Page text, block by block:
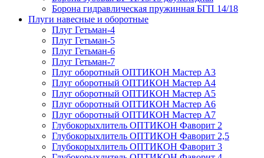
Борона гидравлическая пружинная БГП 14/18
Плуги навесные и оборотные
Плуг Гетьман-4
Плуг Гетьман-5
Плуг Гетьман-6
Плуг Гетьман-7
Плуг оборотный ОПТИКОН Мастер А3
Плуг оборотный ОПТИКОН Мастер А4
Плуг оборотный ОПТИКОН Мастер А5
Плуг оборотный ОПТИКОН Мастер А6
Плуг оборотный ОПТИКОН Мастер А7
Глубокорыхлитель ОПТИКОН Фаворит 2
Глубокорыхлитель ОПТИКОН Фаворит 2,5
Глубокорыхлитель ОПТИКОН Фаворит 3